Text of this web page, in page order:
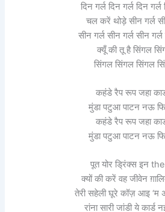
दिन गर्ल दिन गर्ल दिन गर्ल
चल करें थोड़े सीन गर्ल
सीन गर्ल सीन गर्ल सीन गर्ल
क्यूँ की तू है सिंगल
सिंगल सिंगल सिंगल
कहंडे रैप रूप जहा
मुंडा पटुआ पाटन नऊ
कहंडे रैप रूप जहा
मुंडा पटुआ पाटन नऊ
पूत योर ड्रिंक्स इन
क्यों की करें वह जीवेन
तेरी सहेली घूरे कॉज़ आइ ‘म
रांना सारी जांडी ये कार्ड